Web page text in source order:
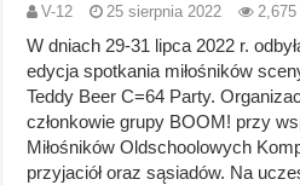
V-12 25 sierpnia 2022 2,675
W dniach 29-31 lipca 2022 r.
edycja spotkania miłośników
Teddy Beer C=64 Party.
członkowie grupy BOOM! przy
Miłośników Oldschoolowych
przyjaciół oraz sąsiadów. Na